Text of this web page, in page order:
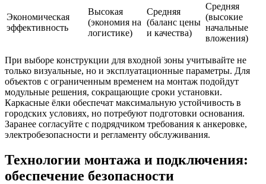
Экономическая
эффективность
Высокая
(экономия на
логистике)
Средняя
(баланс цены
и качества)
Средняя
(высокие
начальные
вложения)
При выборе конструкции для входной зоны учитывайте не
только визуальные, но и эксплуатационные параметры. Для
объектов с ограниченным временем на монтаж подойдут
модульные решения, сокращающие сроки установки.
Каркасные ёлки обеспечат максимальную устойчивость в
городских условиях, но потребуют подготовки основания.
Заранее согласуйте с подрядчиком требования к анкеровке,
электробезопасности и регламенту обслуживания.
Технологии монтажа и подключения:
обеспечение безопасности